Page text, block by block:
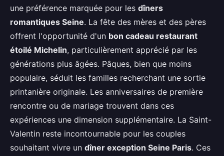
une préférence marquée pour les dîners
romantiques Seine. La fête des mères et des pères
offrent l'opportunité d'un bon cadeau restaurant
étoilé Michelin, particulièrement apprécié par les
générations plus âgées. Pâques, bien que moins
populaire, séduit les familles recherchant une sortie
printanière originale. Les anniversaires de première
rencontre ou de mariage trouvent dans ces
expériences une dimension supplémentaire. La Saint-
Valentin reste incontournable pour les couples
souhaitant vivre un dîner exception Seine Paris. Ces